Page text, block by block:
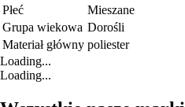
Płeć
Mieszane
Grupa wiekowa Dorośli
Materiał główny poliester
Loading...
Loading...